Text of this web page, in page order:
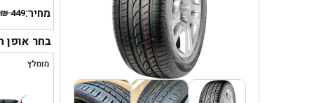
מחיר: ₪449
היה:
הוא:
בחר אופן
מומלץ